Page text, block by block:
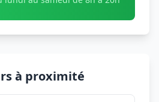
à proximité